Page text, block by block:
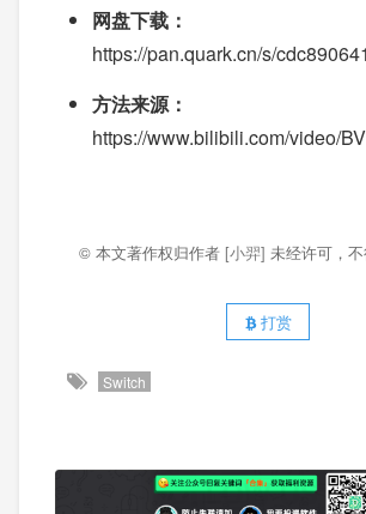
网盘下载：
https://pan.quark.cn/s/
方法来源：
https://www.bilibili.com/video/
© 本文著作权归作者 [小羿] 未经许可，不
打赏
Switch